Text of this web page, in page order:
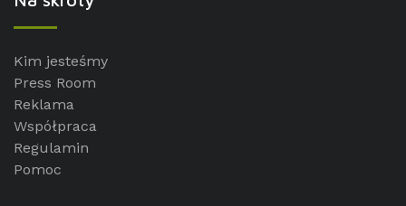
Kim jesteśmy
Press Room
Reklama
Współpraca
Regulamin
Pomoc